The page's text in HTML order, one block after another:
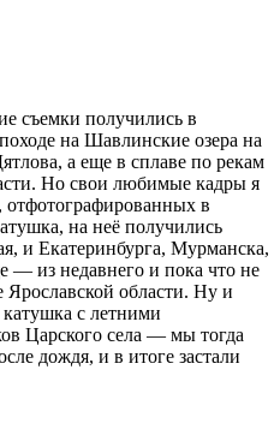
съемки получились в
на Шавлинские озера на
а еще в сплаве по рекам
Но свои любимые кадры я
отфотографированных в
на неё получились
и Екатеринбурга, Мурманска,
из недавнего и пока что не
области. Ну и
катушка с летними
Царского села — мы тогда
дождя, и в итоге застали